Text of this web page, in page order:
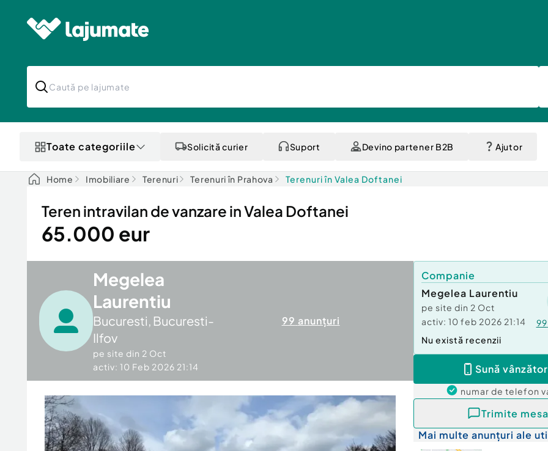
Toate categoriile Solicită curier Suport Devino partener B2B Ajutor
Home Imobiliare Terenuri Terenuri în Prahova Terenuri în Valea Doftanei
Teren intravilan de vanzare in Valea Doftanei
65.000 eur
Megelea
Laurentiu
Bucuresti, Bucuresti-
Ilfov
pe site din 2 Oct
activ: 10 Feb 2026 21:14
99 anunțuri
Companie
Megelea Laurentiu
pe site din 2 Oct
activ: 10 feb 2026 21:14
99
Nu există recenzii
Sună
numar de telefon
Trimite
Mai multe anunțuri ale